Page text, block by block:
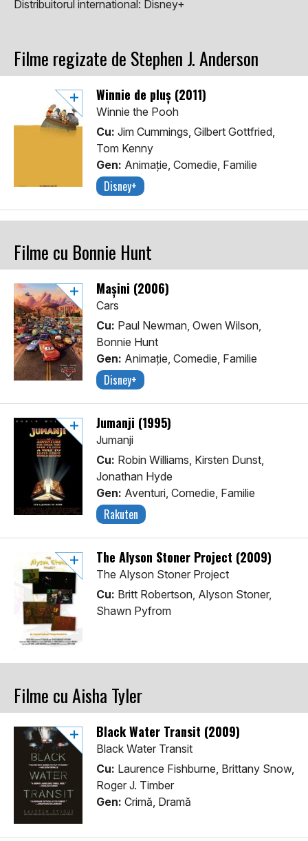
Distribuitorul international: Disney+
Filme regizate de Stephen J. Anderson
Winnie de pluș (2011)
Winnie the Pooh
Cu: Jim Cummings, Gilbert Gottfried,
Tom Kenny
Gen: Animaţie, Comedie, Familie
Disney+
Filme cu Bonnie Hunt
Mașini (2006)
Cars
Cu: Paul Newman, Owen Wilson,
Bonnie Hunt
Gen: Animaţie, Comedie, Familie
Disney+
Jumanji (1995)
Jumanji
Cu: Robin Williams, Kirsten Dunst,
Jonathan Hyde
Gen: Aventuri, Comedie, Familie
Rakuten
The Alyson Stoner Project (2009)
The Alyson Stoner Project
Cu: Britt Robertson, Alyson Stoner,
Shawn Pyfrom
Filme cu Aisha Tyler
Black Water Transit (2009)
Black Water Transit
Cu: Laurence Fishburne, Brittany Snow,
Roger J. Timber
Gen: Crimă, Dramă